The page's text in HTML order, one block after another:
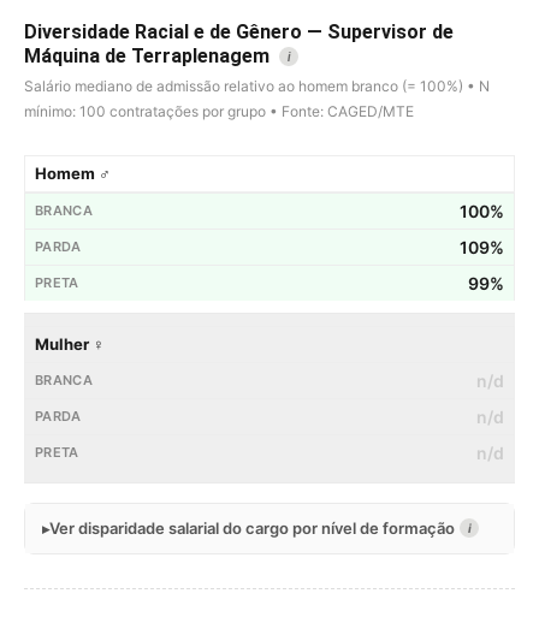
Diversidade Racial e de Gênero — Supervisor de
Máquina de Terraplenagem
i
Salário mediano de admissão relativo ao homem branco (= 100%) • N
mínimo: 100 contratações por grupo • Fonte: CAGED/MTE
Homem ♂
100%
109%
99%
Mulher ♀
n/d
n/d
n/d
Ver disparidade salarial do cargo por nível de formação i